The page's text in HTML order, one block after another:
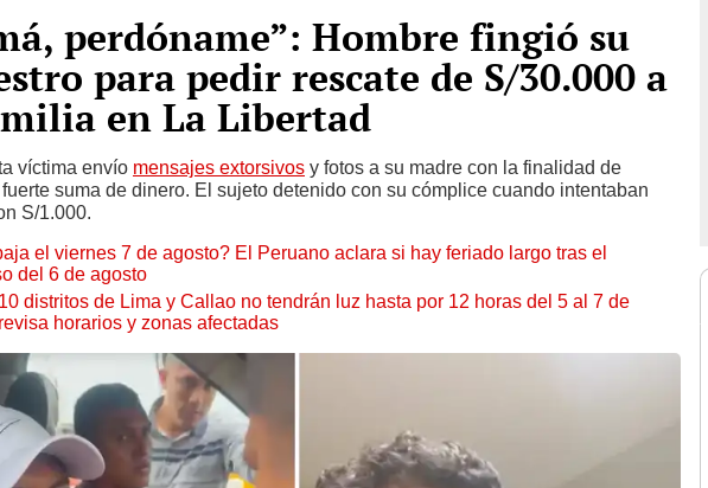
perdóname”: Hombre fingió su
para pedir rescate de S/30.000 a
en La Libertad
víctima envío mensajes extorsivos y fotos a su madre con la finalidad de
suma de dinero. El sujeto detenido con su cómplice cuando intentaban
S/1.000.
el viernes 7 de agosto? El Peruano aclara si hay feriado largo tras el
del 6 de agosto
distritos de Lima y Callao no tendrán luz hasta por 12 horas del 5 al 7 de
horarios y zonas afectadas